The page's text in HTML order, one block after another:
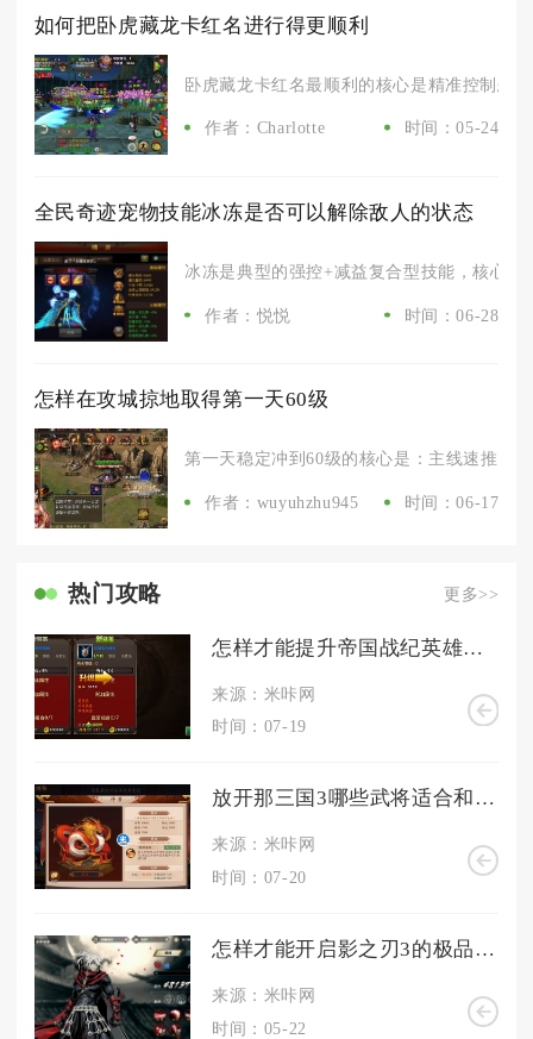
如何把卧虎藏龙卡红名进行得更顺利
卧虎藏龙卡红名最顺利的核心是精准控制恶
作者：Charlotte 时间：05-24
全民奇迹宠物技能冰冻是否可以解除敌人的状态
冰冻是典型的强控+减益复合型技能，核心
作者：悦悦 时间：06-28
怎样在攻城掠地取得第一天60级
第一天稳定冲到60级的核心是：主线速推+
作者：wuyuhzhu945 时间：06-17
热门攻略 更多>>
怎样才能提升帝国战纪英雄的属性呢
来源：米咔网
时间：07-19
放开那三国3哪些武将适合和魏国司马懿一同组建阵容
来源：米咔网
时间：07-20
怎样才能开启影之刃3的极品心法
来源：米咔网
时间：05-22